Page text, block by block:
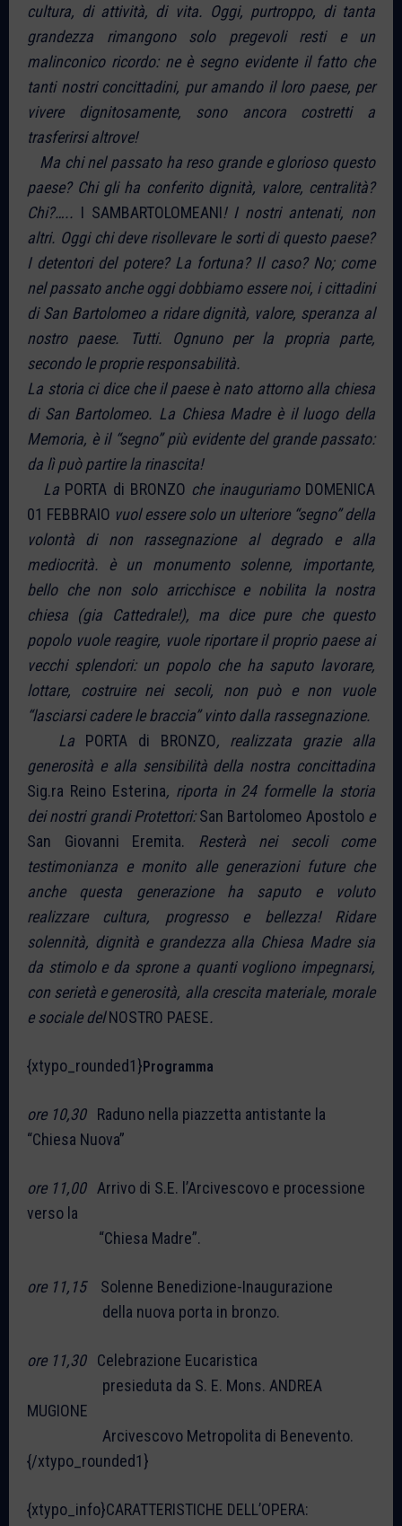
cultura, di attività, di vita. Oggi, purtroppo, di tanta
grandezza rimangono solo pregevoli resti e un
malinconico ricordo: ne è segno evidente il fatto che
tanti nostri concittadini, pur amando il loro paese, per
vivere dignitosamente, sono ancora costretti a
trasferirsi altrove!
Ma chi nel passato ha reso grande e glorioso questo
paese? Chi gli ha conferito dignità, valore, centralità?
Chi?….. I SAMBARTOLOMEANI! I nostri antenati, non
altri. Oggi chi deve risollevare le sorti di questo paese?
I detentori del potere? La fortuna? Il caso? No; come
nel passato anche oggi dobbiamo essere noi, i cittadini
di San Bartolomeo a ridare dignità, valore, speranza al
nostro paese. Tutti. Ognuno per la propria parte,
secondo le proprie responsabilità.
La storia ci dice che il paese è nato attorno alla chiesa
di San Bartolomeo. La Chiesa Madre è il luogo della
Memoria, è il “segno” più evidente del grande passato:
da lì può partire la rinascita!
La PORTA di BRONZO che inauguriamo DOMENICA
01 FEBBRAIO vuol essere solo un ulteriore “segno” della
volontà di non rassegnazione al degrado e alla
mediocrità. è un monumento solenne, importante,
bello che non solo arricchisce e nobilita la nostra
chiesa (gia Cattedrale!), ma dice pure che questo
popolo vuole reagire, vuole riportare il proprio paese ai
vecchi splendori: un popolo che ha saputo lavorare,
lottare, costruire nei secoli, non può e non vuole
“lasciarsi cadere le braccia” vinto dalla rassegnazione.
La PORTA di BRONZO, realizzata grazie alla
generosità e alla sensibilità della nostra concittadina
Sig.ra Reino Esterina, riporta in 24 formelle la storia
dei nostri grandi Protettori:San Bartolomeo Apostoloe
San Giovanni Eremita. Resterà nei secoli come
testimonianza e monito alle generazioni future che
anche questa generazione ha saputo e voluto
realizzare cultura, progresso e bellezza! Ridare
solennità, dignità e grandezza alla Chiesa Madre sia
da stimolo e da sprone a quanti vogliono impegnarsi,
con serietà e generosità, alla crescita materiale, morale
e sociale delNOSTRO PAESE.
{xtypo_rounded1}Programma
ore 10,30Raduno nella piazzetta antistante la
“Chiesa Nuova”
ore 11,00Arrivo di S.E. l’Arcivescovo e processione
verso la
“Chiesa Madre”.
ore 11,15 Solenne Benedizione-Inaugurazione
della nuova porta in bronzo.
ore 11,30Celebrazione Eucaristica
presieduta da S. E. Mons. ANDREA
MUGIONE
Arcivescovo Metropolita di Benevento.
{/xtypo_rounded1}
{xtypo_info}CARATTERISTICHE DELL’OPERA: